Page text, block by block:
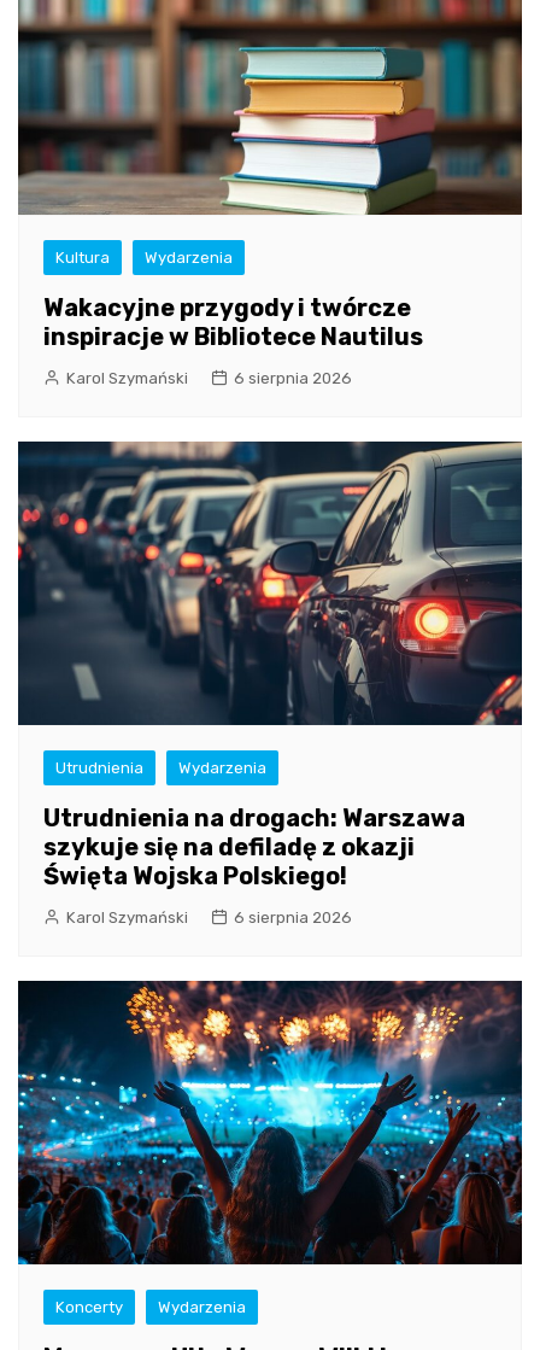
Kultura Wydarzenia
Wakacyjne przygody i twórcze
inspiracje w Bibliotece Nautilus
Karol Szymański 6 sierpnia 2026
Utrudnienia Wydarzenia
Utrudnienia na drogach: Warszawa
szykuje się na defiladę z okazji
Święta Wojska Polskiego!
Karol Szymański 6 sierpnia 2026
Koncerty Wydarzenia